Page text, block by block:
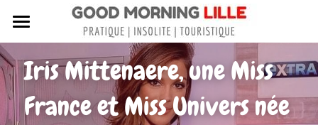
Sortir à Lille
Lille de A à Z
Iris Mittenaere, une Miss
France et Miss Univers née